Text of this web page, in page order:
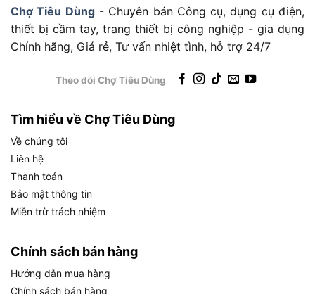
Thời gian sạc
đầy
Khoảng 2.5 giờ (150 phút)
Trọng lượng
(gồm pin)
92 đến 94 gram
Trọng lượng
72 gram
Đường kính
đầu đèn
31 mm
Chuẩn chống
nước bụi
đèn
Tính năng đặc
biệt
Advanced Focus System, Red Light,
đầu đèn tháo rời, dây đeo giặt được
Độ sáng và tầm chiếu của Ledlenser MH5 đạt
Chợ Tiêu Dùng- Chuyên bán Công cụ, dụng cụ điện,
thiết bị cầm tay, trang thiết bị công nghiệp - gia dụng
Chính hãng, Giá rẻ, Tư vấn nhiệt tình, hỗ trợ 24/7
Theo dõi Chợ Tiêu Dùng
Tìm hiểu về Chợ Tiêu Dùng
Về chúng tôi
Liên hệ
Thanh toán
Bảo mật thông tin
Miễn trừ trách nhiệm
Chính sách bán hàng
Hướng dẫn mua hàng
Chính sách bán hàng